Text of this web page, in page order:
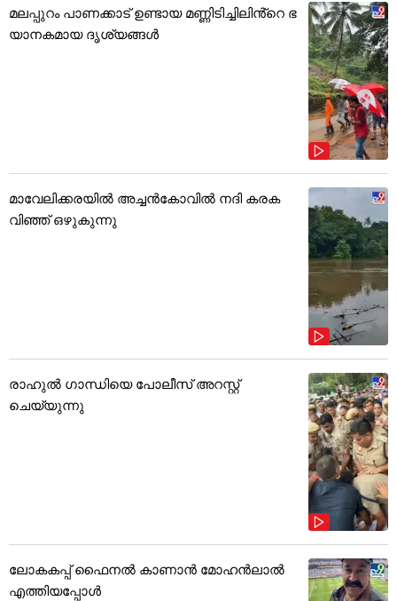
മലപ്പുറം പാണക്കാട് ഉണ്ടായ മണ്ണിടിച്ചിലിൻ്റെ ഭ
യാനകമായ ദൃശ്യങ്ങൾ
മാവേലിക്കരയിൽ അച്ചൻകോവിൽ നദി കരക
വിഞ്ഞ് ഒഴുകുന്നു
രാഹുൽ ഗാന്ധിയെ പോലീസ് അറസ്റ്റ്
ചെയ്യുന്നു
ലോകകപ്പ് ഫൈനൽ കാണാൻ മോഹൻലാൽ
എത്തിയപ്പോൾ